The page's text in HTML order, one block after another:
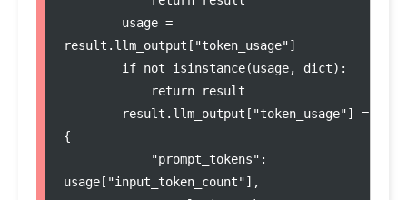
result.llm_output["token_usage"]
{
usage["input_token_count"],